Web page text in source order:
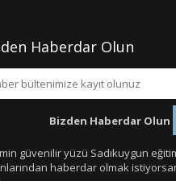
Haberdar Olun
Bizden Haberdar Olun
güvenilir yüzü Sadıkuygun
haberdar olmak